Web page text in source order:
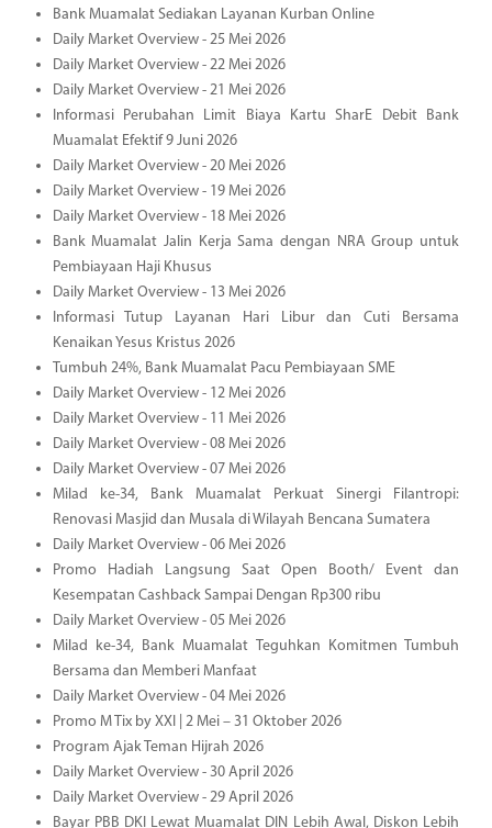
Bank Muamalat Sediakan Layanan Kurban Online
Daily Market Overview - 25 Mei 2026
Daily Market Overview - 22 Mei 2026
Daily Market Overview - 21 Mei 2026
Informasi Perubahan Limit Biaya Kartu SharE Debit Bank
Muamalat Efektif 9 Juni 2026
Daily Market Overview - 20 Mei 2026
Daily Market Overview - 19 Mei 2026
Daily Market Overview - 18 Mei 2026
Bank Muamalat Jalin Kerja Sama dengan NRA Group untuk
Pembiayaan Haji Khusus
Daily Market Overview - 13 Mei 2026
Informasi Tutup Layanan Hari Libur dan Cuti Bersama
Kenaikan Yesus Kristus 2026
Tumbuh 24%, Bank Muamalat Pacu Pembiayaan SME
Daily Market Overview - 12 Mei 2026
Daily Market Overview - 11 Mei 2026
Daily Market Overview - 08 Mei 2026
Daily Market Overview - 07 Mei 2026
Milad ke-34, Bank Muamalat Perkuat Sinergi Filantropi:
Renovasi Masjid dan Musala di Wilayah Bencana Sumatera
Daily Market Overview - 06 Mei 2026
Promo Hadiah Langsung Saat Open Booth/ Event dan
Kesempatan Cashback Sampai Dengan Rp300 ribu
Daily Market Overview - 05 Mei 2026
Milad ke-34, Bank Muamalat Teguhkan Komitmen Tumbuh
Bersama dan Memberi Manfaat
Daily Market Overview - 04 Mei 2026
Promo M Tix by XXI | 2 Mei – 31 Oktober 2026
Program Ajak Teman Hijrah 2026
Daily Market Overview - 30 April 2026
Daily Market Overview - 29 April 2026
Bayar PBB DKI Lewat Muamalat DIN Lebih Awal, Diskon Lebih